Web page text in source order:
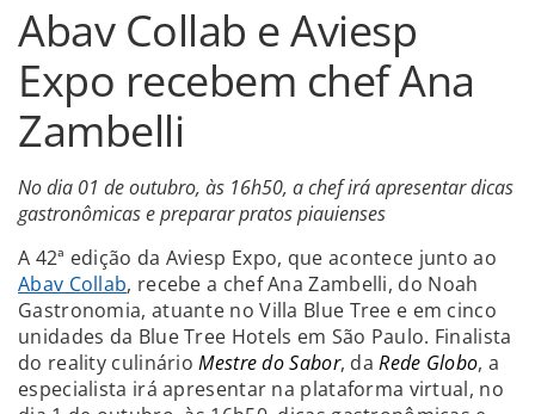
Abav Collab e Aviesp
Expo recebem chef Ana
Zambelli
No dia 01 de outubro, às 16h50, a chef irá apresentar dicas
gastronômicas e preparar pratos piauienses
A 42ª edição da Aviesp Expo, que acontece junto ao
Abav Collab, recebe a chef Ana Zambelli, do Noah
Gastronomia, atuante no Villa Blue Tree e em cinco
unidades da Blue Tree Hotels em São Paulo. Finalista
do reality culinárioMestre do Sabor, daRede Globo, a
especialista irá apresentar na plataforma virtual, no